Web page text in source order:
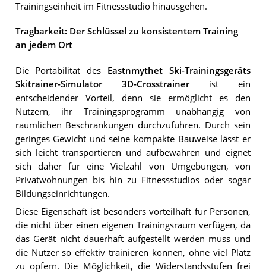
Trainingseinheit im Fitnessstudio hinausgehen.
Tragbarkeit: Der Schlüssel zu konsistentem Training
an jedem Ort
Die Portabilität des Eastnmythet Ski-Trainingsgeräts
Skitrainer-Simulator 3D-Crosstrainerist ein
entscheidender Vorteil, denn sie ermöglicht es den
Nutzern, ihr Trainingsprogramm unabhängig von
räumlichen Beschränkungen durchzuführen. Durch sein
geringes Gewicht und seine kompakte Bauweise lässt er
sich leicht transportieren und aufbewahren und eignet
sich daher für eine Vielzahl von Umgebungen, von
Privatwohnungen bis hin zu Fitnessstudios oder sogar
Bildungseinrichtungen.
Diese Eigenschaft ist besonders vorteilhaft für Personen,
die nicht über einen eigenen Trainingsraum verfügen, da
das Gerät nicht dauerhaft aufgestellt werden muss und
die Nutzer so effektiv trainieren können, ohne viel Platz
zu opfern. Die Möglichkeit, die Widerstandsstufen frei